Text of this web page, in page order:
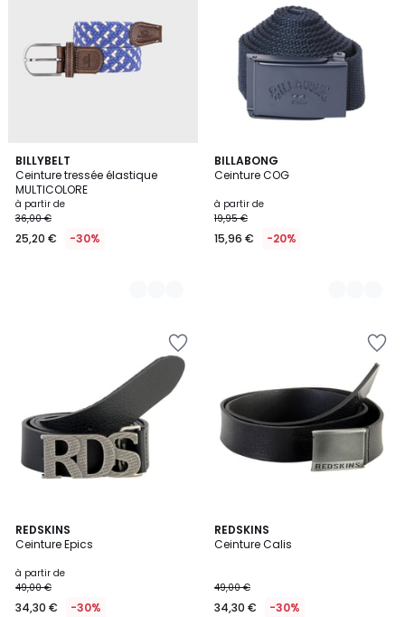
BILLYBELT
Ceinture tressée élastique
MULTICOLORE
à partir de
36,00 €
25,20 € -30%
3
Couleurs
BILLABONG
Ceinture COG
à partir de
19,95 €
15,96 € -20%
5
Couleurs
REDSKINS
Ceinture Epics
à partir de
49,00 €
34,30 € -30%
2
Couleurs
REDSKINS
Ceinture Calis
49,00 €
34,30 € -30%